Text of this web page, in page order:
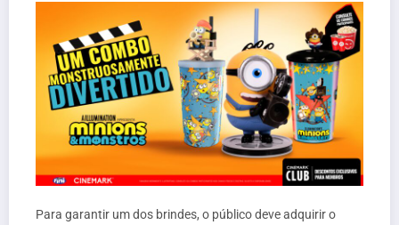
Para garantir um dos brindes, o público deve adquirir o